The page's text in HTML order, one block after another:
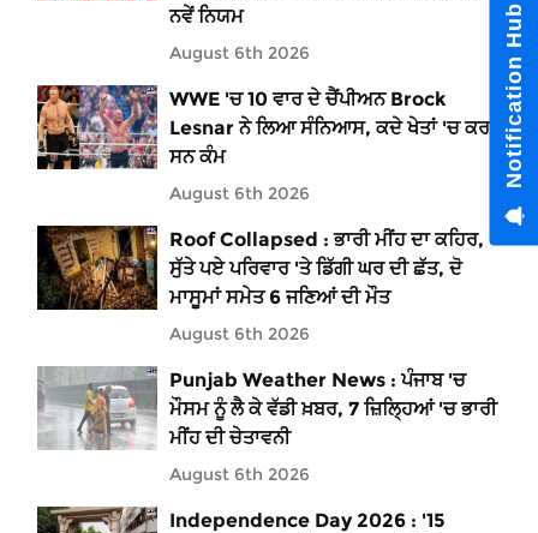
ਨਵੇਂ ਨਿਯਮ
August 6th 2026
WWE 'ਚ 10 ਵਾਰ ਦੇ ਚੈਂਪੀਅਨ Brock
Lesnar ਨੇ ਲਿਆ ਸੰਨਿਆਸ, ਕਦੇ ਖੇਤਾਂ 'ਚ ਕਰਦੇ
ਸਨ ਕੰਮ
August 6th 2026
Roof Collapsed : ਭਾਰੀ ਮੀਂਹ ਦਾ ਕਹਿਰ,
ਸੁੱਤੇ ਪਏ ਪਰਿਵਾਰ 'ਤੇ ਡਿੱਗੀ ਘਰ ਦੀ ਛੱਤ, ਦੋ
ਮਾਸੂਮਾਂ ਸਮੇਤ 6 ਜਣਿਆਂ ਦੀ ਮੌਤ
August 6th 2026
Punjab Weather News : ਪੰਜਾਬ 'ਚ
ਮੌਸਮ ਨੂੰ ਲੈ ਕੇ ਵੱਡੀ ਖ਼ਬਰ, 7 ਜ਼ਿਲ੍ਹਿਆਂ 'ਚ ਭਾਰੀ
ਮੀਂਹ ਦੀ ਚੇਤਾਵਨੀ
August 6th 2026
Independence Day 2026 : '15
Notification Hub